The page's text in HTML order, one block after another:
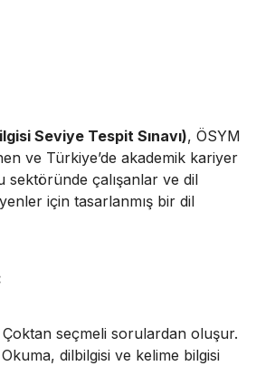
Seviye Tespit Sınavı), ÖSYM
ve Türkiye’de akademik kariyer
sektöründe çalışanlar ve dil
için tasarlanmış bir dil
Çoktan seçmeli sorulardan oluşur.
Okuma, dilbilgisi ve kelime bilgisi